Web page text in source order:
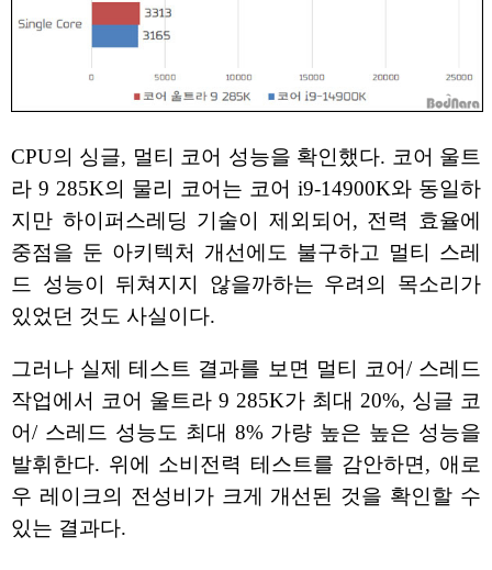
CPU의 싱글, 멀티 코어 성능을 확인했다. 코어 울트
라 9 285K의 물리 코어는 코어 i9-14900K와 동일하
지만 하이퍼스레딩 기술이 제외되어, 전력 효율에
중점을 둔 아키텍처 개선에도 불구하고 멀티 스레
드 성능이 뒤쳐지지 않을까하는 우려의 목소리가
있었던 것도 사실이다.
그러나 실제 테스트 결과를 보면 멀티 코어/ 스레드
작업에서 코어 울트라 9 285K가 최대 20%, 싱글 코
어/ 스레드 성능도 최대 8% 가량 높은 높은 성능을
발휘한다. 위에 소비전력 테스트를 감안하면, 애로
우 레이크의 전성비가 크게 개선된 것을 확인할 수
있는 결과다.